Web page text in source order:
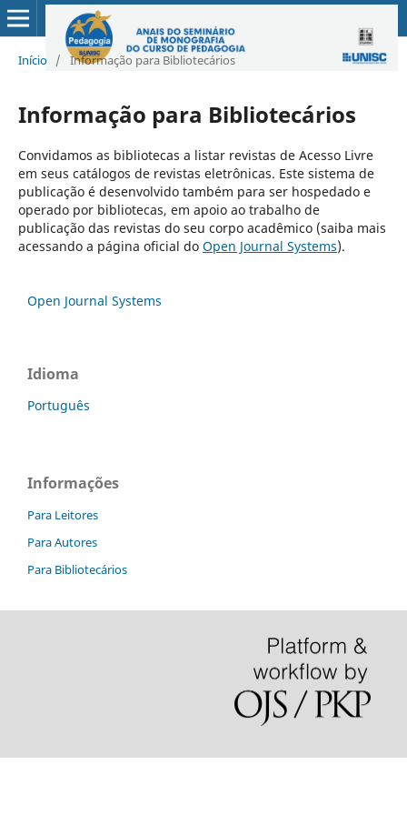
Início / Informação para Bibliotecários
Informação para Bibliotecários
Convidamos as bibliotecas a listar revistas de Acesso Livre
em seus catálogos de revistas eletrônicas. Este sistema de
publicação é desenvolvido também para ser hospedado e
operado por bibliotecas, em apoio ao trabalho de
publicação das revistas do seu corpo acadêmico (saiba mais
acessando a página oficial do Open Journal Systems).
Open Journal Systems
Idioma
Português
Informações
Para Leitores
Para Autores
Para Bibliotecários